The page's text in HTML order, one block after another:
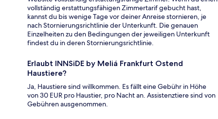
vollständig erstattungsfähigen Zimmertarif gebucht hast,
kannst du bis wenige Tage vor deiner Anreise stornieren, je
nach Stornierungsrichtlinie der Unterkunft. Die genauen
Einzelheiten zu den Bedingungen der jeweiligen Unterkunft
findest du in deren Stornierungsrichtlinie.
Erlaubt INNSiDE by Meliá Frankfurt Ostend
Haustiere?
Ja, Haustiere sind willkommen. Es fällt eine Gebühr in Höhe
von 30 EUR pro Haustier, pro Nacht an. Assistenztiere sind von
Gebühren ausgenommen.